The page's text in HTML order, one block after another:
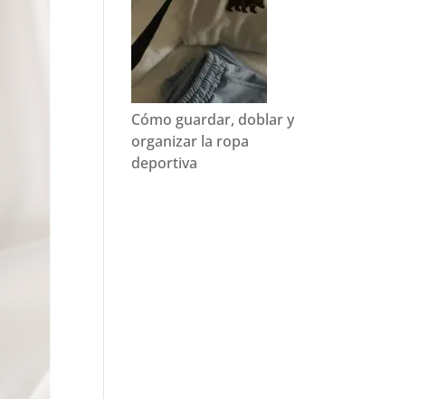
Cómo guardar, doblar y
organizar la ropa
deportiva